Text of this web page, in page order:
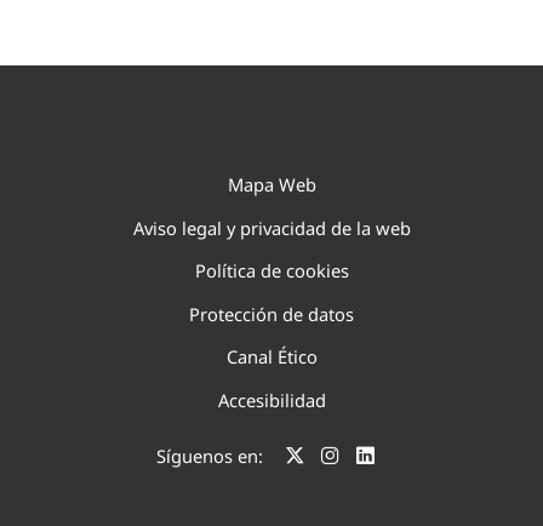
Mapa Web
Aviso legal y privacidad de la web
Política de cookies
Protección de datos
Canal Ético
Accesibilidad
Síguenos en: